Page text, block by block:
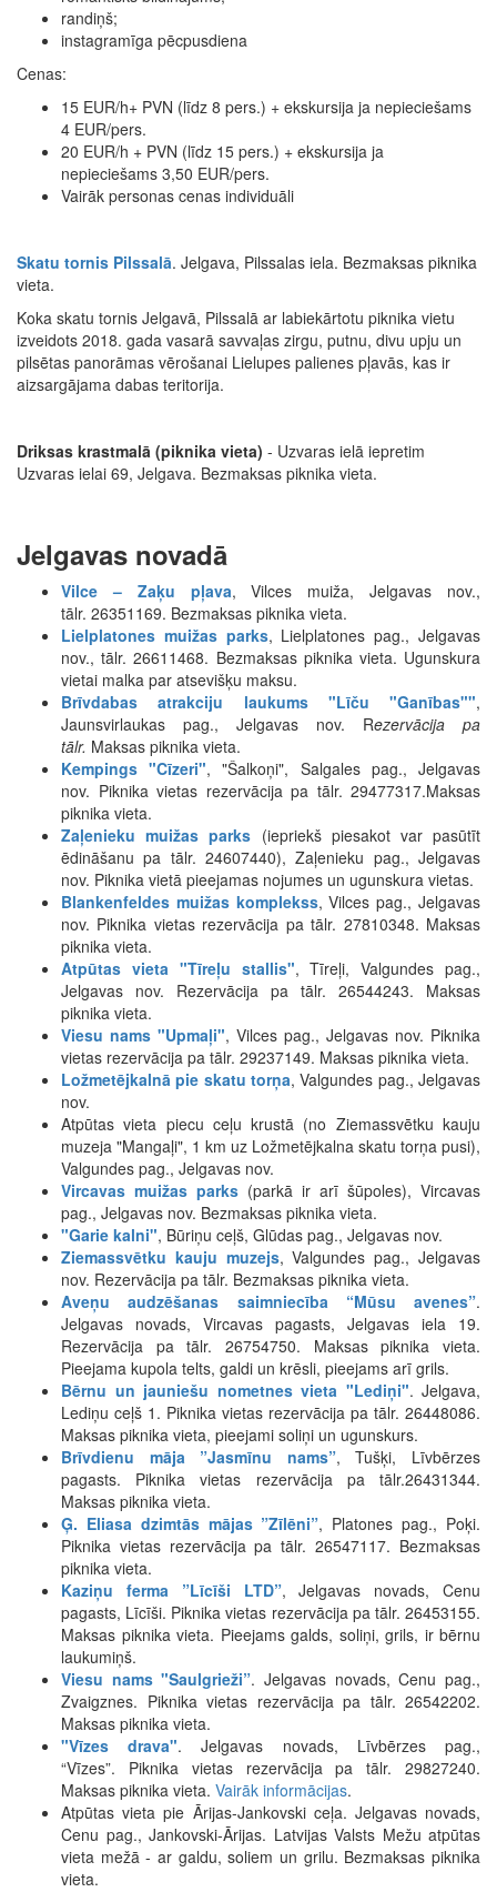
randiņš;
instagramīga pēcpusdiena
Cenas:
15 EUR/h+ PVN (līdz 8 pers.) + ekskursija ja nepieciešams
4 EUR/pers.
20 EUR/h + PVN (līdz 15 pers.) + ekskursija ja
nepieciešams 3,50 EUR/pers.
Vairāk personas cenas individuāli
Skatu tornis Pilssalā. Jelgava, Pilssalas iela. Bezmaksas piknika
vieta.
Koka skatu tornis Jelgavā, Pilssalā ar labiekārtotu piknika vietu
izveidots 2018. gada vasarā savvaļas zirgu, putnu, divu upju un
pilsētas panorāmas vērošanai Lielupes palienes pļavās, kas ir
aizsargājama dabas teritorija.
Driksas krastmalā (piknika vieta) - Uzvaras ielā iepretim
Uzvaras ielai 69, Jelgava. Bezmaksas piknika vieta.
Jelgavas novadā
Vilce – Zaķu pļava, Vilces muiža, Jelgavas nov.,
tālr. 26351169. Bezmaksas piknika vieta.
Lielplatones muižas parks, Lielplatones pag., Jelgavas
nov., tālr. 26611468. Bezmaksas piknika vieta. Ugunskura
vietai malka par atsevišķu maksu.
Brīvdabas atrakciju laukums "Līču "Ganības"",
Jaunsvirlaukas pag., Jelgavas nov. Rezervācija pa
tālr. Maksas piknika vieta.
Kempings "Cīzeri", "Šalkoņi", Salgales pag., Jelgavas
nov. Piknika vietas rezervācija pa tālr. 29477317.Maksas
piknika vieta.
Zaļenieku muižas parks (iepriekš piesakot var pasūtīt
ēdināšanu pa tālr. 24607440), Zaļenieku pag., Jelgavas
nov. Piknika vietā pieejamas nojumes un ugunskura vietas.
Blankenfeldes muižas komplekss, Vilces pag., Jelgavas
nov. Piknika vietas rezervācija pa tālr. 27810348. Maksas
piknika vieta.
Atpūtas vieta "Tīreļu stallis", Tīreļi, Valgundes pag.,
Jelgavas nov. Rezervācija pa tālr. 26544243. Maksas
piknika vieta.
Viesu nams "Upmaļi", Vilces pag., Jelgavas nov. Piknika
vietas rezervācija pa tālr. 29237149. Maksas piknika vieta.
Ložmetējkalnā pie skatu torņa, Valgundes pag., Jelgavas
nov.
Atpūtas vieta piecu ceļu krustā (no Ziemassvētku kauju
muzeja "Mangaļi", 1 km uz Ložmetējkalna skatu torņa pusi),
Valgundes pag., Jelgavas nov.
Vircavas muižas parks (parkā ir arī šūpoles), Vircavas
pag., Jelgavas nov. Bezmaksas piknika vieta.
"Garie kalni", Būriņu ceļš, Glūdas pag., Jelgavas nov.
Ziemassvētku kauju muzejs, Valgundes pag., Jelgavas
nov. Rezervācija pa tālr. Bezmaksas piknika vieta.
Aveņu audzēšanas saimniecība “Mūsu avenes”.
Jelgavas novads, Vircavas pagasts, Jelgavas iela 19.
Rezervācija pa tālr. 26754750. Maksas piknika vieta.
Pieejama kupola telts, galdi un krēsli, pieejams arī grils.
Bērnu un jauniešu nometnes vieta "Lediņi". Jelgava,
Lediņu ceļš 1. Piknika vietas rezervācija pa tālr. 26448086.
Maksas piknika vieta, pieejami soliņi un ugunskurs.
Brīvdienu māja ”Jasmīnu nams”, Tušķi, Līvbērzes
pagasts. Piknika vietas rezervācija pa tālr.26431344.
Maksas piknika vieta.
Ģ. Eliasa dzimtās mājas ”Zīlēni”, Platones pag., Poķi.
Piknika vietas rezervācija pa tālr. 26547117. Bezmaksas
piknika vieta.
Kaziņu ferma ”Līcīši LTD”, Jelgavas novads, Cenu
pagasts, Līcīši. Piknika vietas rezervācija pa tālr. 26453155.
Maksas piknika vieta. Pieejams galds, soliņi, grils, ir bērnu
laukumiņš.
Viesu nams "Saulgrieži”. Jelgavas novads, Cenu pag.,
Zvaigznes. Piknika vietas rezervācija pa tālr. 26542202.
Maksas piknika vieta.
"Vīzes drava". Jelgavas novads, Līvbērzes pag.,
“Vīzes”. Piknika vietas rezervācija pa tālr. 29827240.
Maksas piknika vieta. Vairāk informācijas.
Atpūtas vieta pie Ārijas-Jankovski ceļa. Jelgavas novads,
Cenu pag., Jankovski-Ārijas. Latvijas Valsts Mežu atpūtas
vieta mežā - ar galdu, soliem un grilu. Bezmaksas piknika
vieta.